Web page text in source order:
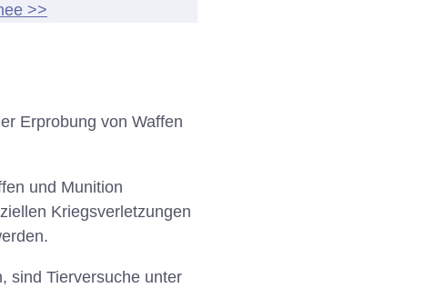
>>
Erprobung von Waffen
und Munition
Kriegsverletzungen
sind Tierversuche unter